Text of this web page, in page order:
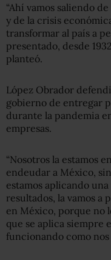
“Ahí vamos saliendo
y de la crisis
transformar al país a
presentado, desde
planteó.
López Obrador
gobierno de entregar
durante la pandemia
empresas.
“Nosotros la estamos
endeudar a México,
estamos aplicando
resultados, la vamos a
en México, porque no
que se aplica siempre
funcionando como